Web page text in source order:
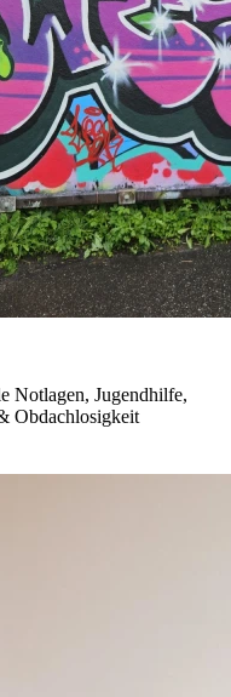
Notlagen, Jugendhilfe,
Obdachlosigkeit